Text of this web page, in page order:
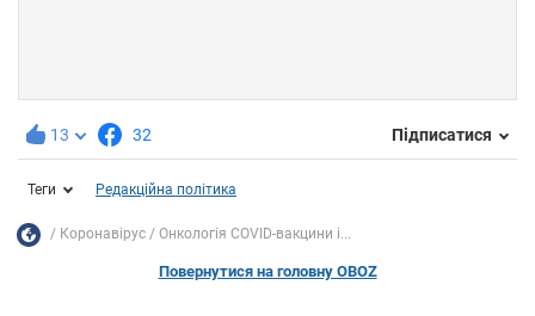
13 32 Підписатися
Теги Редакційна політика
Коронавірус Онкологія COVID-вакцини і...
Повернутися на головну OBOZ